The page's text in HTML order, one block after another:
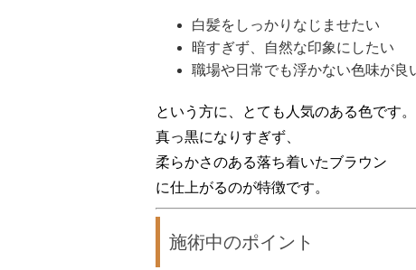
白髪をしっかりなじませたい
暗すぎず、自然な印象にしたい
職場や日常でも浮かない色味が良
という方に、とても人気のある色です。
真っ黒になりすぎず、
柔らかさのある落ち着いたブラウン
に仕上がるのが特徴です。
施術中のポイント